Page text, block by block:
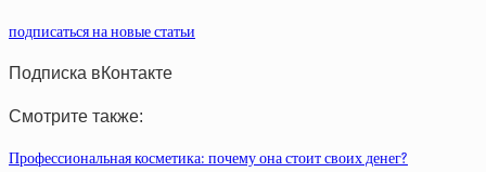
подписаться на новые статьи
Подписка вКонтакте
Смотрите также:
Профессиональная косметика: почему она стоит своих денег?